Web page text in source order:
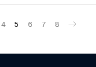
4 5 6 7 8